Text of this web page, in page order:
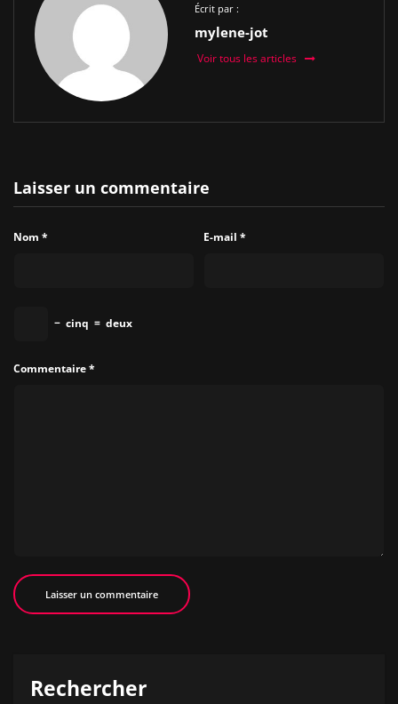
Écrit par :
mylene-jot
Voir tous les articles
Laisser un commentaire
Nom * E-mail *
− cinq = deux
Commentaire*
Rechercher